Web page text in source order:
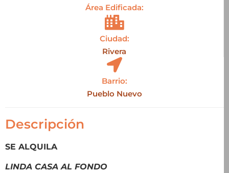
Área Edificada:
Ciudad:
Rivera
Barrio:
Pueblo Nuevo
Descripción
SE ALQUILA
LINDA CASA AL FONDO